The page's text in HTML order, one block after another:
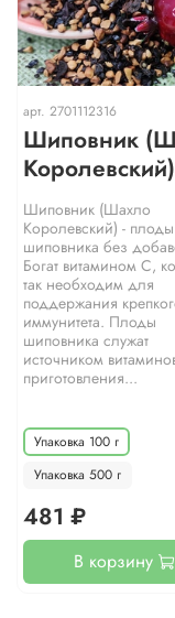
арт. 2701112316
Шиповник
Королевский)
Шиповник (Шахло
Королевский) - плоды
шиповника без
Богат витамином С,
так необходим для
поддержания
иммунитета. Плоды
шиповника служат
источником
приготовления...
Упаковка 100 г
Упаковка 500 г
481 ₽
В корзину